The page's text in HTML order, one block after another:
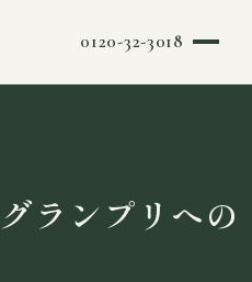
0120-32-3018
ランプリへの